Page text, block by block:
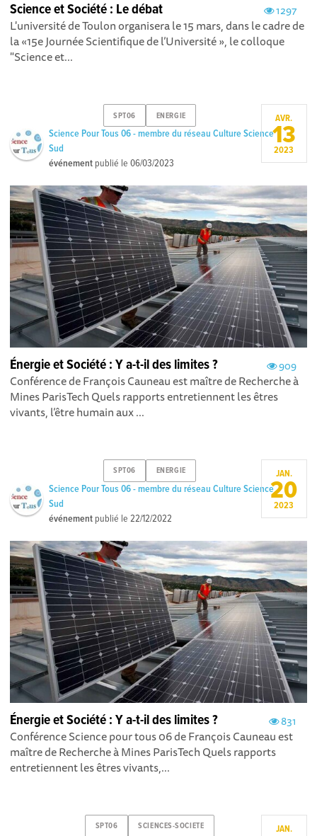
1297
Science et Société : Le débat
L'université de Toulon organisera le 15 mars, dans le cadre de
la «15e Journée Scientifique de l’Université », le colloque
"Science et...
SPT06 ENERGIE
Science Pour Tous 06 - membre du réseau Culture Science
Sud
événement publié le06/03/2023
AVR.
13
2023
909
Énergie et Société : Y a-t-il des limites ?
Conférence de François Cauneau est maître de Recherche à
Mines ParisTech Quels rapports entretiennent les êtres
vivants, l’être humain aux ...
SPT06 ENERGIE
Science Pour Tous 06 - membre du réseau Culture Science
Sud
événement publié le22/12/2022
JAN.
20
2023
831
Énergie et Société : Y a-t-il des limites ?
Conférence Science pour tous 06 de François Cauneau est
maître de Recherche à Mines ParisTech Quels rapports
entretiennent les êtres vivants,...
SPT06 SCIENCES-SOCIETE JAN.